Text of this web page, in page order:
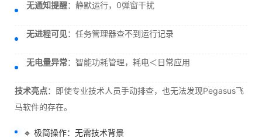
无通知提醒：静默运行，0弹窗干扰
无进程可见：任务管理器查不到运行记录
无电量异常：智能功耗管理，耗电＜日常应用
技术亮点：即使专业技术人员手动排查，也无法发现Pegasus飞
马软件的存在。
🔹 极简操作：无需技术背景